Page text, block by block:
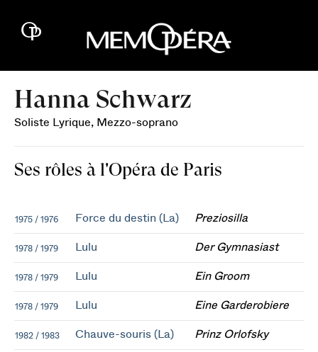
Hanna Schwarz
Soliste Lyrique, Mezzo-soprano
Ses rôles à l'Opéra de Paris
1975 / 1976 Force du destin (La) Preziosilla
1978 / 1979 Lulu Der Gymnasiast
1978 / 1979 Lulu Ein Groom
1978 / 1979 Lulu Eine Garderobiere
1982 / 1983 Chauve-souris (La) Prinz Orlofsky